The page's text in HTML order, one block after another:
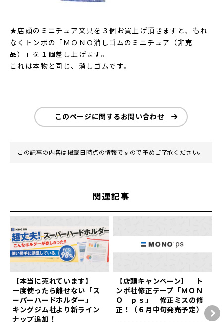
★店頭のミニチュア文具を３個お買上げ頂きますと、もれ
なくトンボの「ＭＯＮＯ消しゴムのミニチュア（非売
品）」を１個差し上げます。
これは本物と同じ、消しゴムです。
このページに関するお問い合わせ
この記事の内容は掲載日時点の情報ですので予めご了承ください。
関連記事
【本当に売れています】
一度使ったら離せない「ス
ーパーハードホルダー」
キングジム社より新ライン
ナップ追加！
【店頭キャンペーン】 ト
ンボ社修正テープ「ＭＯＮ
Ｏ ｐｓ」 修正ミスの修
正！（６月中旬発売予定）